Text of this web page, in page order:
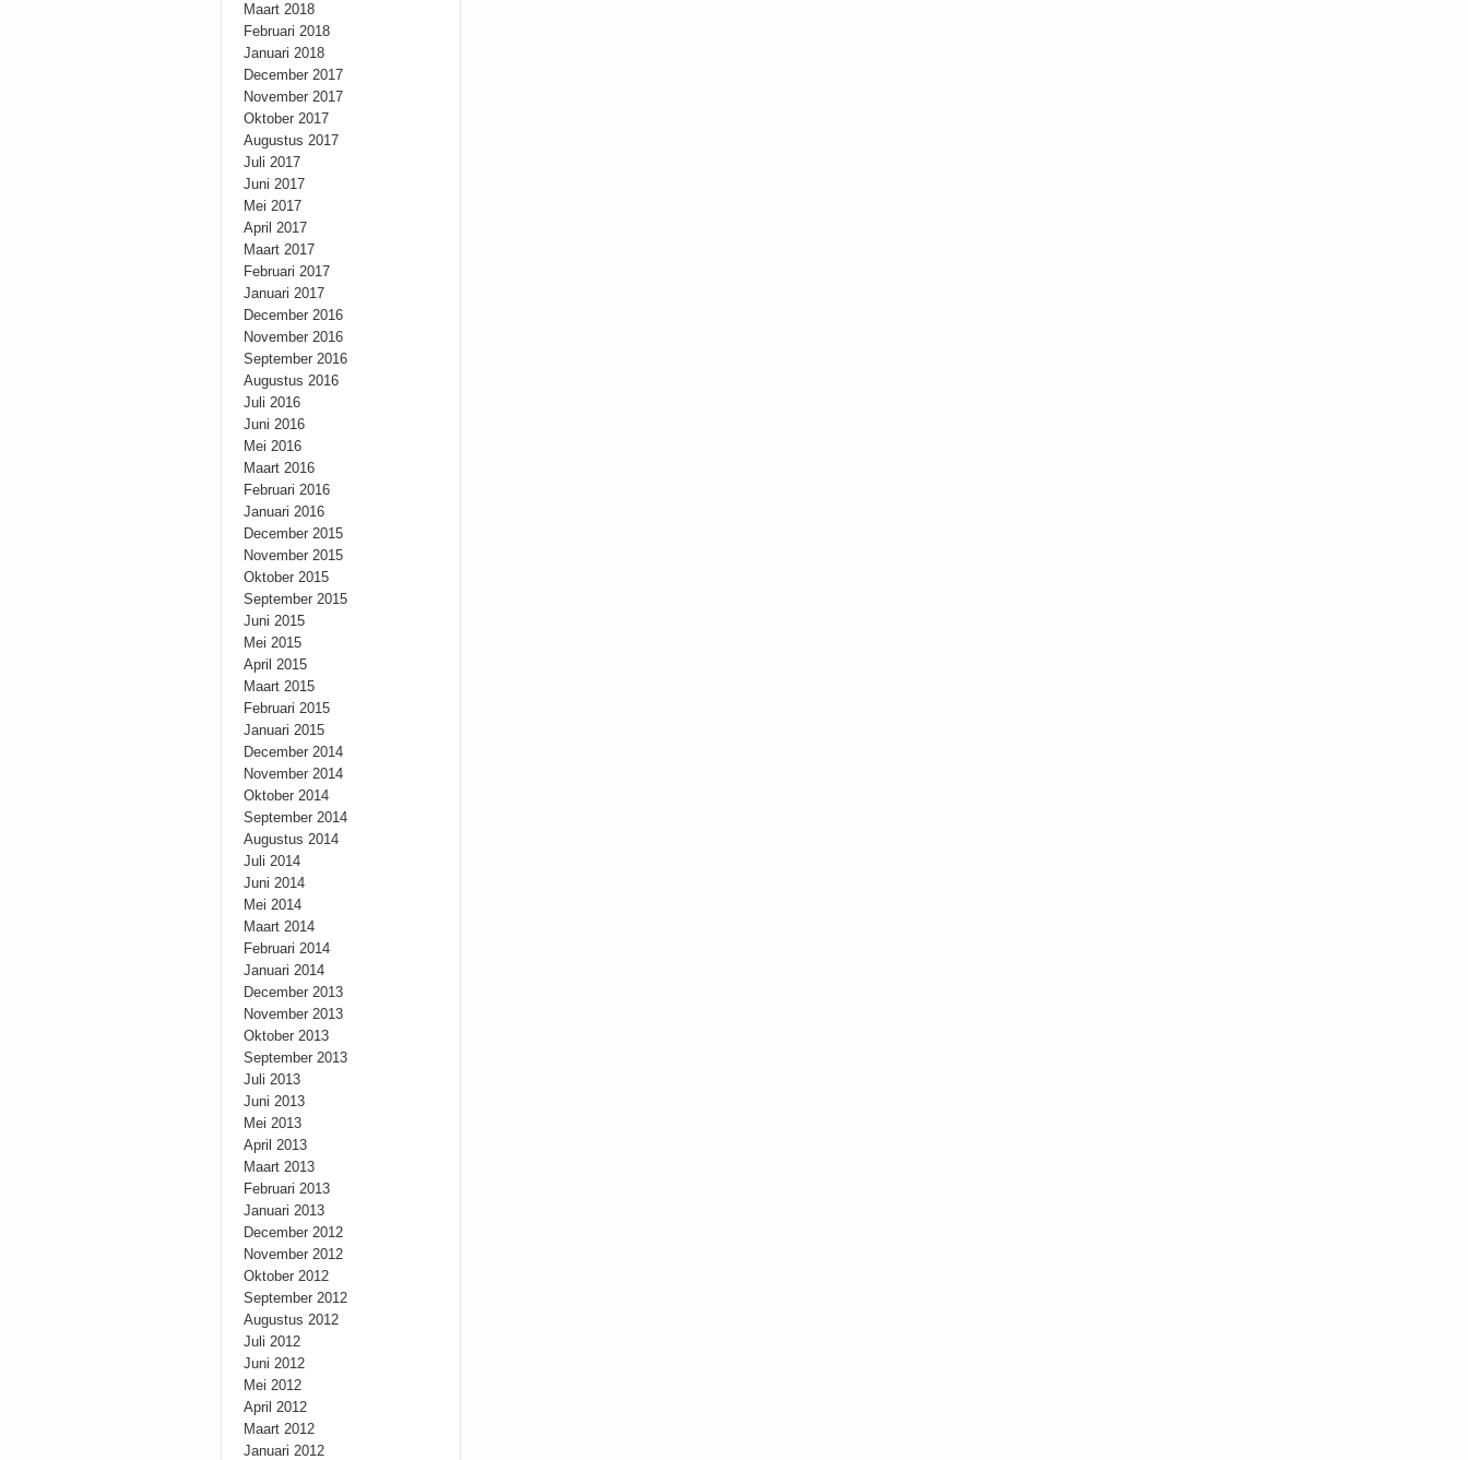
Maart 2018
Februari 2018
Januari 2018
December 2017
November 2017
Oktober 2017
Augustus 2017
Juli 2017
Juni 2017
Mei 2017
April 2017
Maart 2017
Februari 2017
Januari 2017
December 2016
November 2016
September 2016
Augustus 2016
Juli 2016
Juni 2016
Mei 2016
Maart 2016
Februari 2016
Januari 2016
December 2015
November 2015
Oktober 2015
September 2015
Juni 2015
Mei 2015
April 2015
Maart 2015
Februari 2015
Januari 2015
December 2014
November 2014
Oktober 2014
September 2014
Augustus 2014
Juli 2014
Juni 2014
Mei 2014
Maart 2014
Februari 2014
Januari 2014
December 2013
November 2013
Oktober 2013
September 2013
Juli 2013
Juni 2013
Mei 2013
April 2013
Maart 2013
Februari 2013
Januari 2013
December 2012
November 2012
Oktober 2012
September 2012
Augustus 2012
Juli 2012
Juni 2012
Mei 2012
April 2012
Maart 2012
Januari 2012